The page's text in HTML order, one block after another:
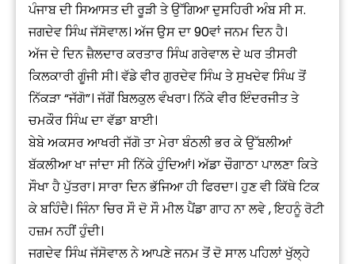
ਪੰਜਾਬ ਦੀ ਸਿਆਸਤ ਦੀ ਰੂੜੀ ਤੇ ਉੱਗਿਆ ਦੁਸਹਿਰੀ ਅੰਬ ਸੀ ਸ.
ਜਗਦੇਵ ਸਿੰਘ ਜੱਸੋਵਾਲ। ਅੱਜ ਉਸ ਦਾ 90ਵਾਂ ਜਨਮ ਦਿਨ ਹੈ।
ਅੱਜ ਦੇ ਦਿਨ ਜ਼ੈਲਦਾਰ ਕਰਤਾਰ ਸਿੰਘ ਗਰੇਵਾਲ ਦੇ ਘਰ ਤੀਸਰੀ
ਕਿਲਕਾਰੀ ਗੂੰਜੀ ਸੀ। ਵੱਡੇ ਵੀਰ ਗੁਰਦੇਵ ਸਿੰਘ ਤੇ ਸੁਖਦੇਵ ਸਿੰਘ ਤੋਂ
ਨਿੱਕੜਾ “ਜੱਗੋ”। ਜੱਗੋਂ ਬਿਲਕੁਲ ਵੰਖਰਾ। ਨਿੱਕੇ ਵੀਰ ਇੰਦਰਜੀਤ ਤੇ
ਚਮਕੌਰ ਸਿੰਘ ਦਾ ਵੱਡਾ ਬਾਈ।
ਬੇਬੇ ਅਕਸਰ ਆਖਰੀ ਜੱਗੋ ਤਾ ਮੇਰਾ ਬੰਠਲੀ ਭਰ ਕੇ ਉੱਬਲੀਆਂ
ਬੱਕਲੀਆ ਖਾ ਜਾਂਦਾ ਸੀ ਨਿੱਕੇ ਹੁੰਦਿਆਂ। ਅੱਡਾ ਚੌਗਾਠਾ ਪਾਲਣਾ ਕਿਤੇ
ਸੌਖਾ ਹੈ ਪੁੱਤਰਾ। ਸਾਰਾ ਦਿਨ ਭੱਜਿਆ ਹੀ ਫਿਰਦਾ। ਹੁਣ ਵੀ ਕਿੱਥੇ ਟਿਕ
ਕੇ ਬਹਿੰਦੈ। ਜਿੰਨਾ ਚਿਰ ਸੌ ਦੋ ਸੌ ਮੀਲ ਪੈਂਡਾ ਗਾਹ ਨਾ ਲਵੇ , ਇਹਨੂੰ ਰੋਟੀ
ਹਜ਼ਮ ਨਹੀਂ ਹੁੰਦੀ।
ਜਗਦੇਵ ਸਿੰਘ ਜੱਸੋਵਾਲ ਨੇ ਆਪਣੇ ਜਨਮ ਤੋਂ ਦੋ ਸਾਲ ਪਹਿਲਾਂ ਖੁੱਲ੍ਹੇ